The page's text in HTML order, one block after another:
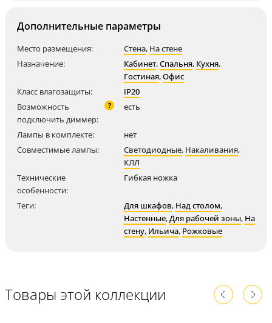
Дополнительные параметры
Место размещения: Стена, На стене
Назначение:
Кабинет,Спальня, Кухня,
Гостиная,Офис
Класс влагозащиты:
IP20
Возможность
подключить диммер:
? есть
Лампы в комплекте:
нет
Совместимые лампы:
Светодиодные, Накаливания,
КЛЛ
Технические
особенности:
Гибкая ножка
Теги: Для шкафов, Над столом,
Настенные,Для рабочей зоны, На
стену, Ильича, Рожковые
Товары этой коллекции